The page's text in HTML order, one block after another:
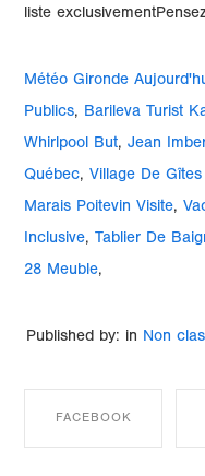
Météo Gironde
Publics, Barileva Turist
Whirlpool But,Jean
Québec, Village De
Marais Poitevin Visite,
Inclusive, Tablier De
28 Meuble,
Published by: in Non
FACEBOOK